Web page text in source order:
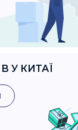
У КИТАЇ